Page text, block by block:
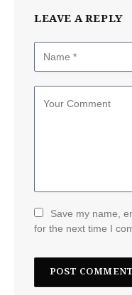
LEAVE A REPLY
Save my name,
for the next time I